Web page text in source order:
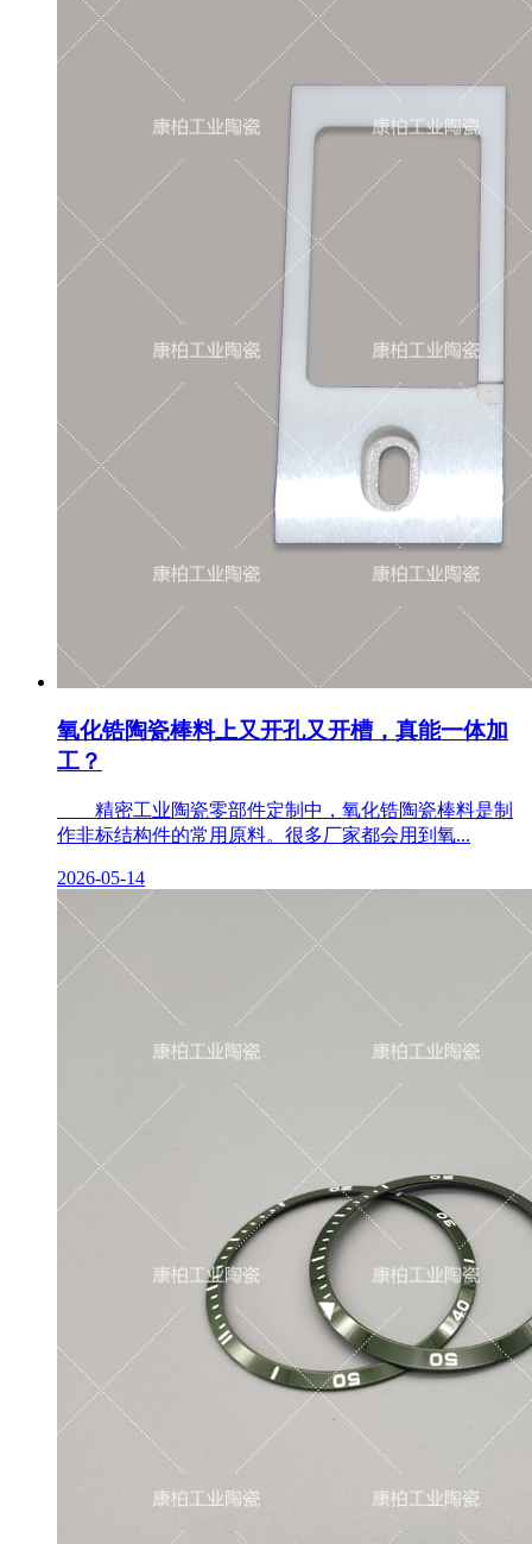
氧化锆陶瓷棒料上又开孔又开槽，真能一体加
工？
精密工业陶瓷零部件定制中，氧化锆陶瓷棒料是制
作非标结构件的常用原料。很多厂家都会用到氧...
2026-05-14